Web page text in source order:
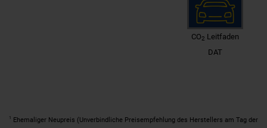
CO2 Leitfaden
DAT
1 Ehemaliger Neupreis (Unverbindliche Preisempfehlung des Herstellers am Tag der